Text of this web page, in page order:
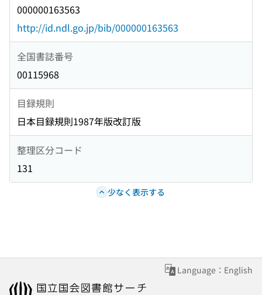
000000163563
http://id.ndl.go.jp/bib/000000163563
全国書誌番号
00115968
目録規則
日本目録規則1987年版改訂版
整理区分コード
131
少なく表示する
Language：English